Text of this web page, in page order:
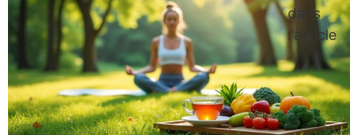
dans
l'article